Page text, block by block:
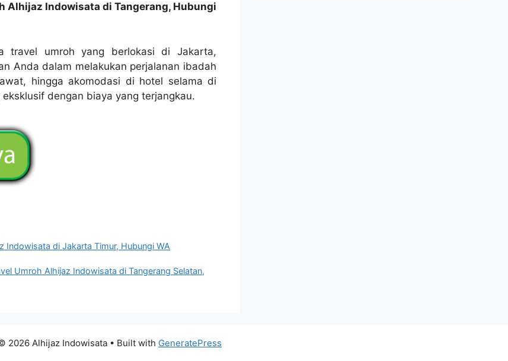
Alhijaz Indowisata di Tangerang, Hubungi
travel umroh yang berlokasi di Jakarta,
Anda dalam melakukan perjalanan ibadah
hingga akomodasi di hotel selama di
dengan biaya yang terjangkau.
Indowisata di Jakarta Timur, Hubungi WA
Umroh Alhijaz Indowisata di Tangerang Selatan,
2026 Alhijaz Indowisata • Built with GeneratePress